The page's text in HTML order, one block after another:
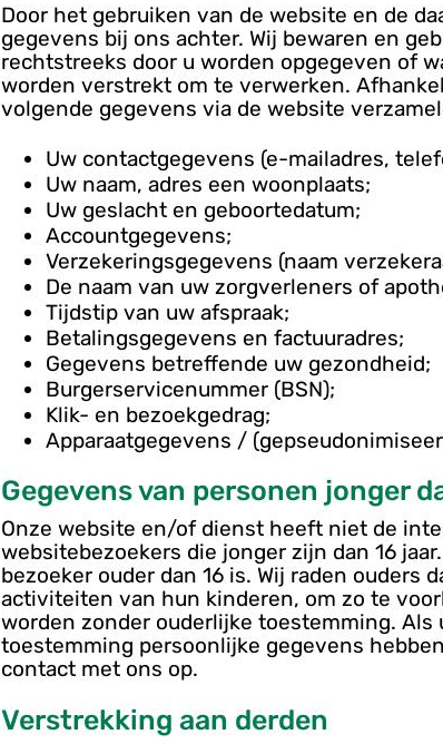
Door het gebruiken van de website en de
gegevens bij ons achter. Wij bewaren en
rechtstreeks door u worden opgegeven of
worden verstrekt om te verwerken.
volgende gegevens via de website
Uw contactgegevens (e-mailadres,
Uw naam, adres een woonplaats;
Uw geslacht en geboortedatum;
Accountgegevens;
Verzekeringsgegevens (naam
De naam van uw zorgverleners of
Tijdstip van uw afspraak;
Betalingsgegevens en factuuradres;
Gegevens betreffende uw gezondheid;
Burgerservicenummer (BSN);
Klik- en bezoekgedrag;
Apparaatgegevens /
Gegevens van personen jonger
Onze website en/of dienst heeft niet de
websitebezoekers die jonger zijn dan 16
bezoeker ouder dan 16 is. Wij raden ouders
activiteiten van hun kinderen, om zo te
worden zonder ouderlijke toestemming.
toestemming persoonlijke gegevens
contact met ons op.
Verstrekking aan derden